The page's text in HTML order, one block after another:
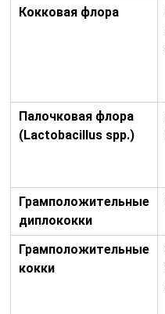
Кокковая флора
Палочковая флора
(Lactobacillus spp.)
Грамположительные
диплококки
Грамположительные
кокки